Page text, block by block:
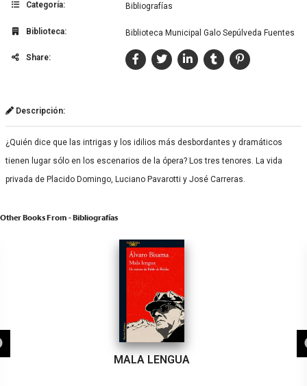
Categoría: Bibliografías
Biblioteca: Biblioteca Municipal Galo Sepúlveda Fuentes
Share:
Descripción:
¿Quién dice que las intrigas y los idilios más desbordantes y dramáticos
tienen lugar sólo en los escenarios de la ópera? Los tres tenores. La vida
privada de Placido Domingo, Luciano Pavarotti y José Carreras.
Other Books From - Bibliografías
MALA LENGUA